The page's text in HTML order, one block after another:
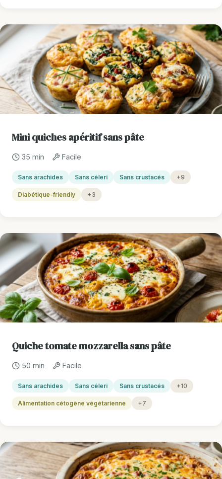
Mini quiches apéritif sans pâte
35 min Facile
Sans arachides Sans céleri Sans crustacés +9
Diabétique-friendly +3
Quiche tomate mozzarella sans pâte
50 min Facile
Sans arachides Sans céleri Sans crustacés +10
Alimentation cétogène végétarienne +7